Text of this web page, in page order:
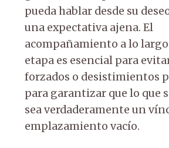
pueda hablar desde su
una expectativa ajena. El
acompañamiento a lo largo
etapa es esencial para
forzados o desistimientos
para garantizar que lo que
sea verdaderamente un
emplazamiento vacío.